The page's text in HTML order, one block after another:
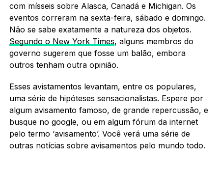
com mísseis sobre Alasca, Canadá e Michigan. Os
eventos correram na sexta-feira, sábado e domingo.
Não se sabe exatamente a natureza dos objetos.
Segundo o New York Times, alguns membros do
governo sugerem que fosse um balão, embora
outros tenham outra opinião.
Esses avistamentos levantam, entre os populares,
uma série de hipóteses sensacionalistas. Espere por
algum avisamento famoso, de grande repercussão, e
busque no google, ou em algum fórum da internet
pelo termo ‘avisamento’. Você verá uma série de
outras notícias sobre avisamentos pelo mundo todo.